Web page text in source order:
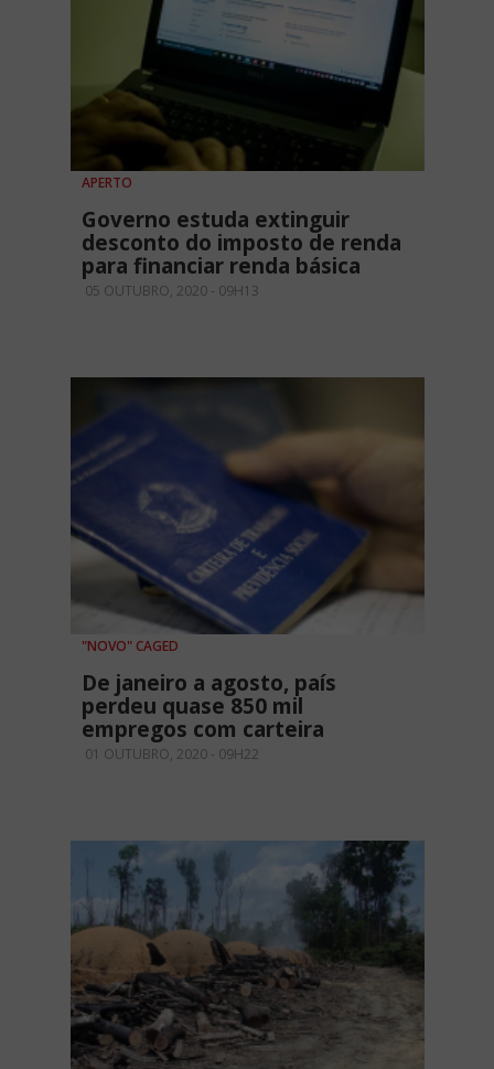
APERTO
Governo estuda extinguir
desconto do imposto de renda
para financiar renda básica
05 OUTUBRO, 2020 - 09H13
"NOVO" CAGED
De janeiro a agosto, país
perdeu quase 850 mil
empregos com carteira
01 OUTUBRO, 2020 - 09H22